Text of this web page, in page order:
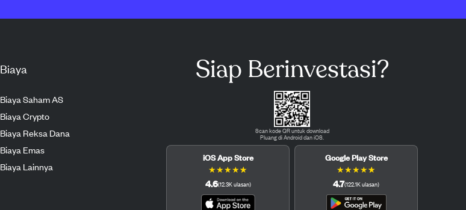
Biaya
Biaya Saham AS
Biaya Crypto
Biaya Reksa Dana
Biaya Emas
Biaya Lainnya
Siap Berinvestasi?
Scan kode QR untuk download
Pluang di Android dan iOS.
iOS App Store
★★★★★
4.6(12.3Kulasan)
Google Play Store
★★★★★
4.7(122.1Kulasan)